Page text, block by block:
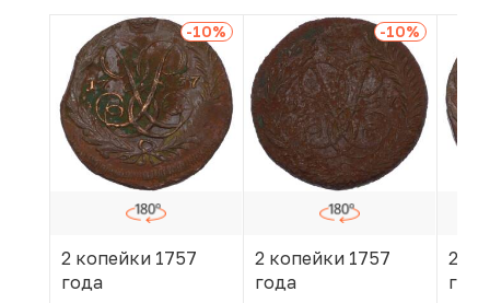
-10%
2 копейки 1757
года
-10%
2 копейки 1757
года
2
года